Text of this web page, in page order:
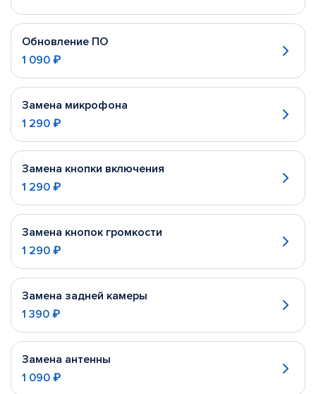
Обновление ПО
1 090 ₽
Замена микрофона
1 290 ₽
Замена кнопки включения
1 290 ₽
Замена кнопок громкости
1 290 ₽
Замена задней камеры
1 390 ₽
Замена антенны
1 090 ₽